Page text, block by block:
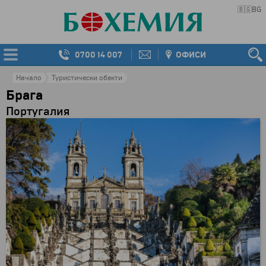
🇧🇬BG
0700 14 007 ОФИСИ
Начало Туристически обекти
Брага
Португалия